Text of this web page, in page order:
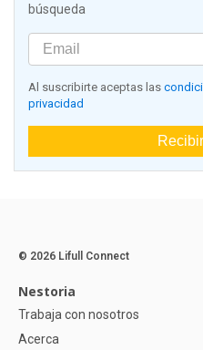
búsqueda
Al suscribirte aceptas las
privacidad
© 2026 Lifull Connect
Nestoria
Trabaja con nosotros
Acerca